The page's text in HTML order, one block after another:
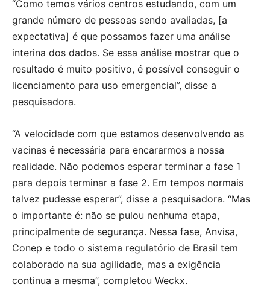
“Como temos vários centros estudando, com um
grande número de pessoas sendo avaliadas, [a
expectativa] é que possamos fazer uma análise
interina dos dados. Se essa análise mostrar que o
resultado é muito positivo, é possível conseguir o
licenciamento para uso emergencial”, disse a
pesquisadora.
“A velocidade com que estamos desenvolvendo as
vacinas é necessária para encararmos a nossa
realidade. Não podemos esperar terminar a fase 1
para depois terminar a fase 2. Em tempos normais
talvez pudesse esperar”, disse a pesquisadora. “Mas
o importante é: não se pulou nenhuma etapa,
principalmente de segurança. Nessa fase, Anvisa,
Conep e todo o sistema regulatório de Brasil tem
colaborado na sua agilidade, mas a exigência
continua a mesma”, completou Weckx.